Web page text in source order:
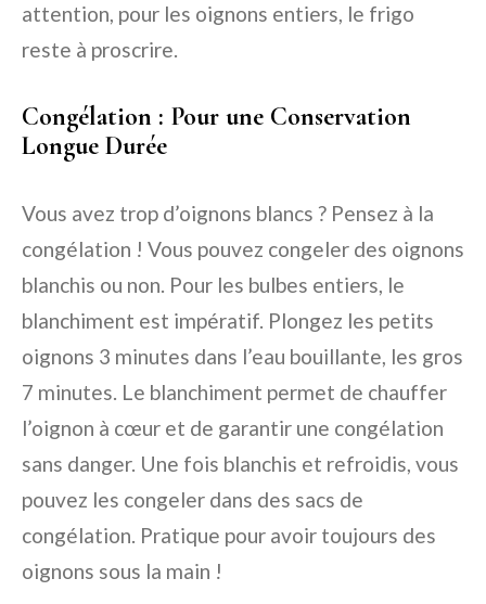
attention, pour les oignons entiers, le frigo
reste à proscrire.
Congélation : Pour une Conservation
Longue Durée
Vous avez trop d’oignons blancs ? Pensez à la
congélation ! Vous pouvez congeler des oignons
blanchis ou non. Pour les bulbes entiers, le
blanchiment est impératif. Plongez les petits
oignons 3 minutes dans l’eau bouillante, les gros
7 minutes. Le blanchiment permet de chauffer
l’oignon à cœur et de garantir une congélation
sans danger. Une fois blanchis et refroidis, vous
pouvez les congeler dans des sacs de
congélation. Pratique pour avoir toujours des
oignons sous la main !